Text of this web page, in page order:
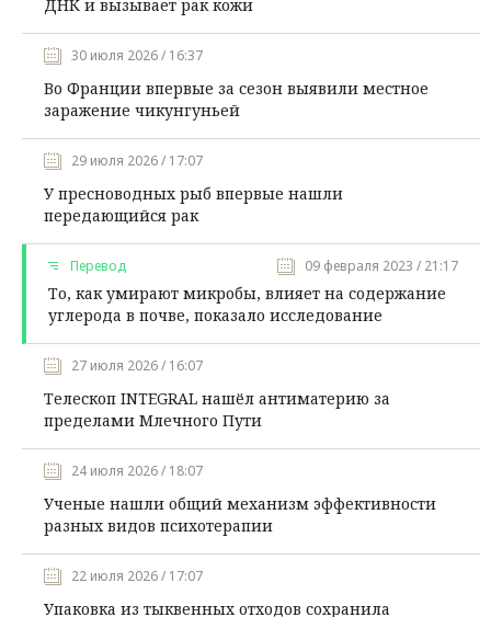
ДНК и вызывает рак кожи
30 июля 2026 / 16:37
Во Франции впервые за сезон выявили местное
заражение чикунгуньей
29 июля 2026 / 17:07
У пресноводных рыб впервые нашли
передающийся рак
Перевод 09 февраля 2023 / 21:17
То, как умирают микробы, влияет на содержание
углерода в почве, показало исследование
27 июля 2026 / 16:07
Телескоп INTEGRAL нашёл антиматерию за
пределами Млечного Пути
24 июля 2026 / 18:07
Ученые нашли общий механизм эффективности
разных видов психотерапии
22 июля 2026 / 17:07
Упаковка из тыквенных отходов сохранила